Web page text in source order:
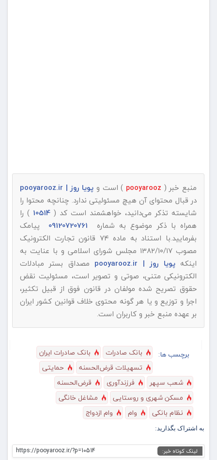
منبع خبر ( pooyarooz ) است و پویا روز | pooyarooz.ir
در قبال محتوای آن هیچ مسئولیتی ندارد. چنانچه محتوا را
شایسته تذکر می‌دانید، خواهشمند است کد (
) را
همراه با ذکر موضوع به شماره
پیامک
بفرمایید.با استناد به ماده ۷۴ قانون تجارت الکترونیک
مصوب ۱۳۸۲/۱۰/۱۷ مجلس شورای اسلامی و با عنایت به
اینکهپویا روز | pooyarooz.ir
مصداق بستر مبادلات
الکترونیکی متنی، صوتی و تصویر است، مسئولیت نقض
حقوق تصریح شده مولفان در قانون فوق از قبیل تکثیر،
اجرا و توزیع و یا هر گونه محتوی خلاف قوانین کشور ایران
بر عهده منبع خبر و کاربران است.
برچسب ها: بانک صادرات
بانک صادرات ایران
تسهیلات قرض‌الحسنه
حمایتی
شعب سپهر
فرزندآوری
قرض‌الحسنه
مسکن شهری و روستایی
​مشاغل خانگی
نظام بانکی
وام وام ازدواج
به اشتراک بگذارید:
لینک کوتاه خبر: https://pooyarooz.ir/?p=10514